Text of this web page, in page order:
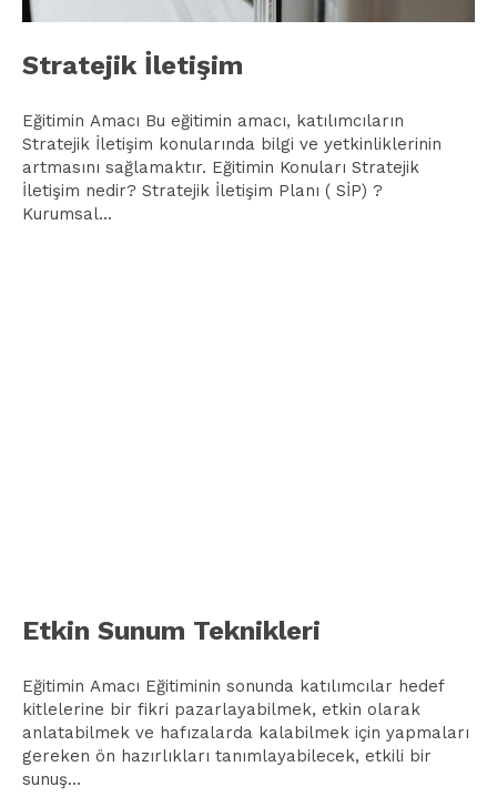
Stratejik İletişim
Eğitimin Amacı Bu eğitimin amacı, katılımcıların
Stratejik İletişim konularında bilgi ve yetkinliklerinin
artmasını sağlamaktır. Eğitimin Konuları Stratejik
İletişim nedir? Stratejik İletişim Planı ( SİP) ?
Kurumsal...
Etkin Sunum Teknikleri
Eğitimin Amacı Eğitiminin sonunda katılımcılar hedef
kitlelerine bir fikri pazarlayabilmek, etkin olarak
anlatabilmek ve hafızalarda kalabilmek için yapmaları
gereken ön hazırlıkları tanımlayabilecek, etkili bir
sunuş...